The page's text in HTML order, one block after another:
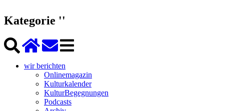
Kategorie ''
wir berichten
Onlinemagazin
Kulturkalender
KulturBegegnungen
Podcasts